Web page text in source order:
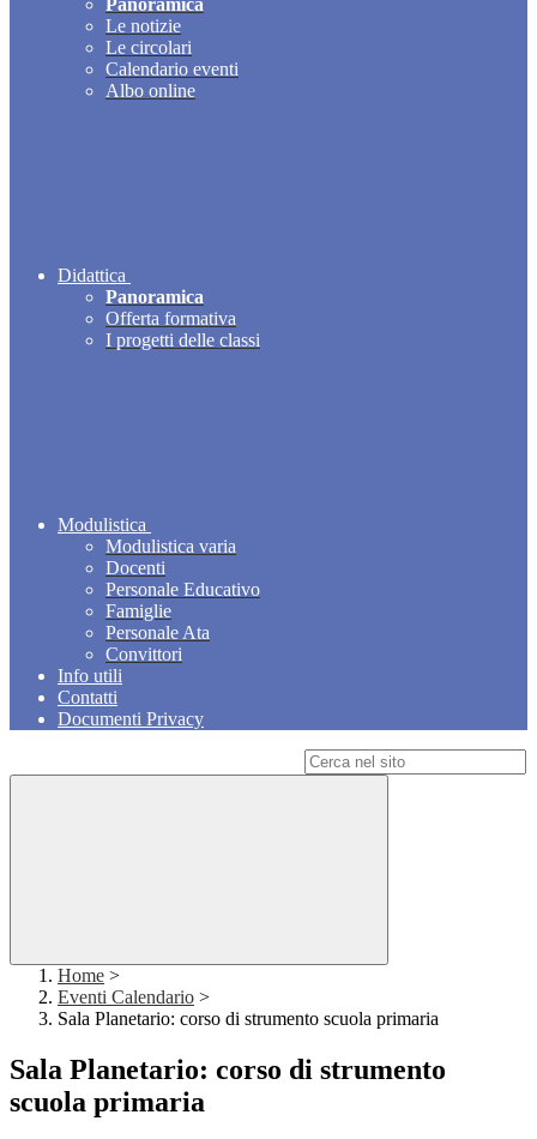
Panoramica
Le notizie
Le circolari
Calendario eventi
Albo online
Didattica
Panoramica
Offerta formativa
I progetti delle classi
Modulistica
Modulistica varia
Docenti
Personale Educativo
Famiglie
Personale Ata
Convittori
Info utili
Contatti
Documenti Privacy
Home >
Eventi Calendario >
Sala Planetario: corso di strumento scuola primaria
Sala Planetario: corso di strumento
scuola primaria